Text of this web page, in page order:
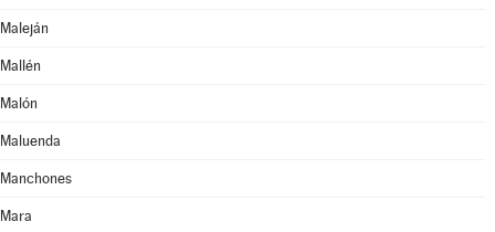
Maleján
Mallén
Malón
Maluenda
Manchones
Mara